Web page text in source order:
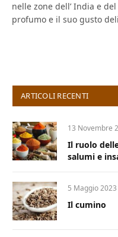
nelle zone dell’ India e
profumo e il suo gusto
ARTICOLI RECENTI
13 Novembre
Il ruolo
salumi e
5 Maggio 2023
Il cumino